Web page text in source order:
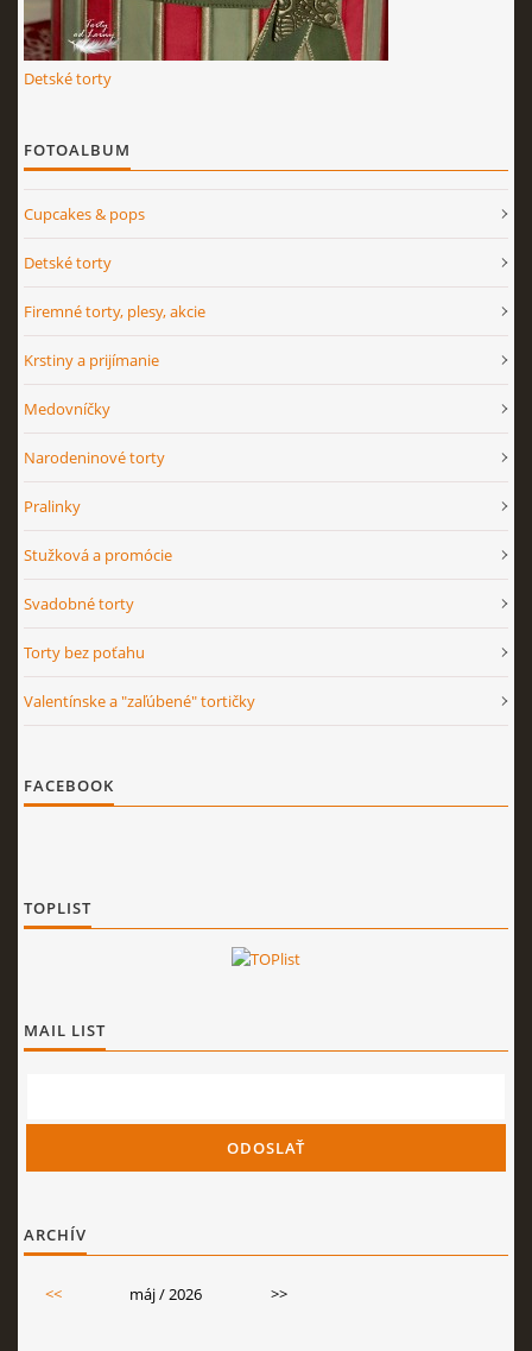
Detské torty
FOTOALBUM
Cupcakes & pops
Detské torty
Firemné torty, plesy, akcie
Krstiny a prijímanie
Medovníčky
Narodeninové torty
Pralinky
Stužková a promócie
Svadobné torty
Torty bez poťahu
Valentínske a "zaľúbené" tortičky
FACEBOOK
TOPLIST
MAIL LIST
ARCHÍV
<< máj / 2026 >>